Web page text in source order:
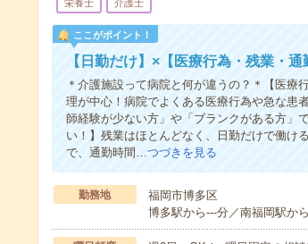
栄養士 介護士
ここがポイント！
【日勤だけ】×【医療行為・残業・
＊介護施設って病院と何が違うの？＊【医療
理が中心！病院でよくある医療行為や急な患
師経験が少ない方」や「ブランクがある方」
い！】残業はほとんどなく、日勤だけで働け
で、通勤時間…つづきを見る
勤務地
福岡市博多区
博多駅から---分／南福岡駅か